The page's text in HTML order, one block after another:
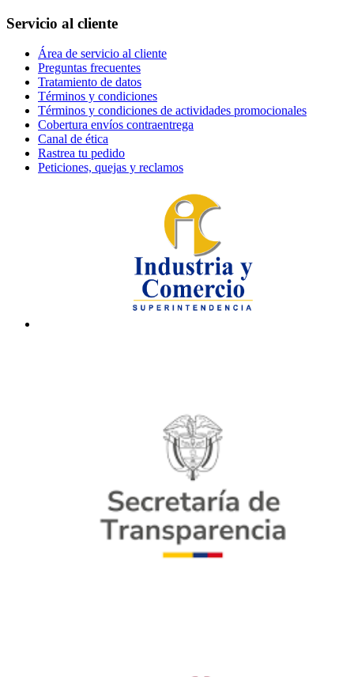
Servicio al cliente
Área de servicio al cliente
Preguntas frecuentes
Tratamiento de datos
Términos y condiciones
Términos y condiciones de actividades promocionales
Cobertura envíos contraentrega
Canal de ética
Rastrea tu pedido
Peticiones, quejas y reclamos